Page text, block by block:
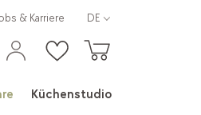
Küchenstudio
& Karriere DE